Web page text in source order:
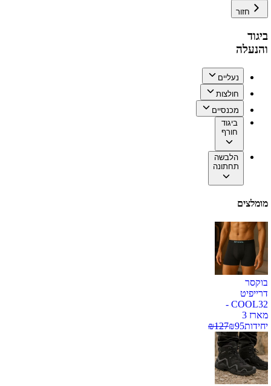
חזור
ביגוד
והנעלה
נעליים
חולצות
מכנסיים
ביגוד
חורף
הלבשה
תחתונה
מומלצים
בוקסר
דרייפיט
COOL32 -
מארז 3
יחידות
₪95
₪127